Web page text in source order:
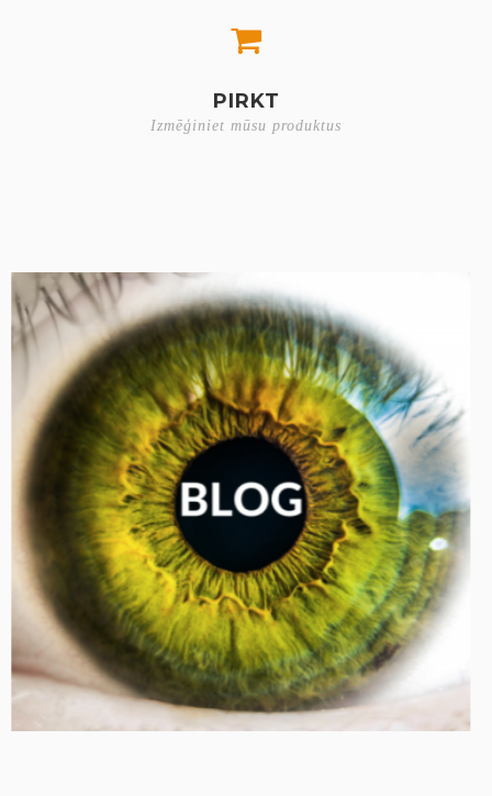
PIRKT
Izmēģiniet mūsu produktus
BEZ KONSERVANTIEM